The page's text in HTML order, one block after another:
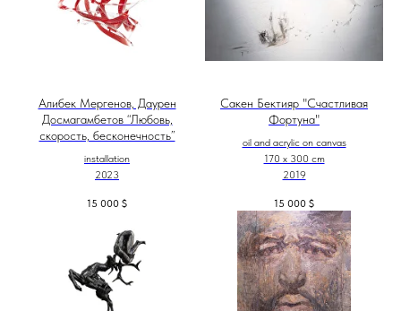
Алибек Мергенов, Даурен
Досмагамбетов “Любовь,
скорость, бесконечность”
installation
2023
15 000 $
Сакен Бектияр "Счастливая
Фортуна"
oil and acrylic on canvas
170 x 300 cm
2019
15 000 $